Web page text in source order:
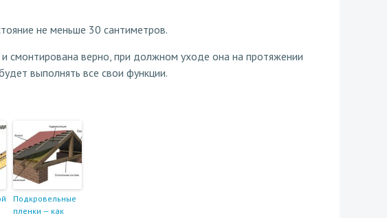
не меньше 30 сантиметров.
и смонтирована верно, при должном уходе она на протяжении
выполнять все свои функции.
Подкровельные
пленки — как